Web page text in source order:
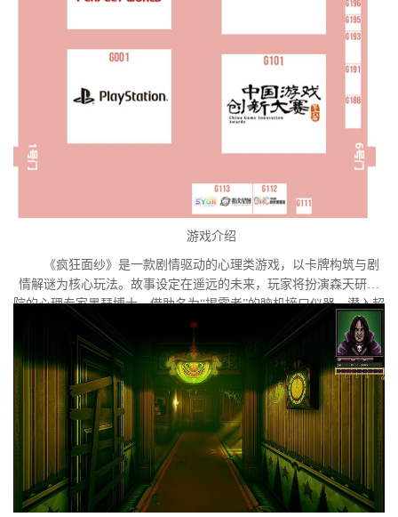
游戏介绍
《疯狂面纱》是一款剧情驱动的心理类游戏，以卡牌构筑与剧
情解谜为核心玩法。故事设定在遥远的未来，玩家将扮演森天研究
院的心理专家墨瑟博士，借助名为“揭露者”的脑机接口仪器，潜入超
自然疾病患者索菲亚的内心世界。索菲亚正面临意识异化的危机，
隐藏在梦魇深处的外星意识试图夺取她的主体性。玩家需要在扭曲
的心理迷宫中进行探索与解谜，直面潜藏于她意识深处的心魔与梦
魇。